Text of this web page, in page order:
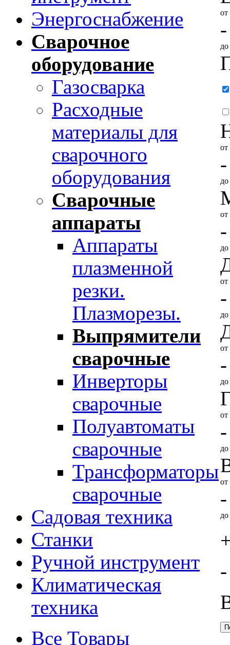
Энергоснабжение
Сварочное
оборудование
Газосварка
Расходные
материалы для
сварочного
оборудования
Сварочные
аппараты
Аппараты
плазменной
резки.
Плазморезы.
Выпрямители
сварочные
Инверторы
сварочные
Полуавтоматы
сварочные
Трансформаторы
сварочные
Садовая техника
Станки
Ручной инструмент
Климатическая
техника
Все Товары
от
-
до
от
-
до
от
-
до
от
-
до
от
-
до
от
-
до
от
-
до